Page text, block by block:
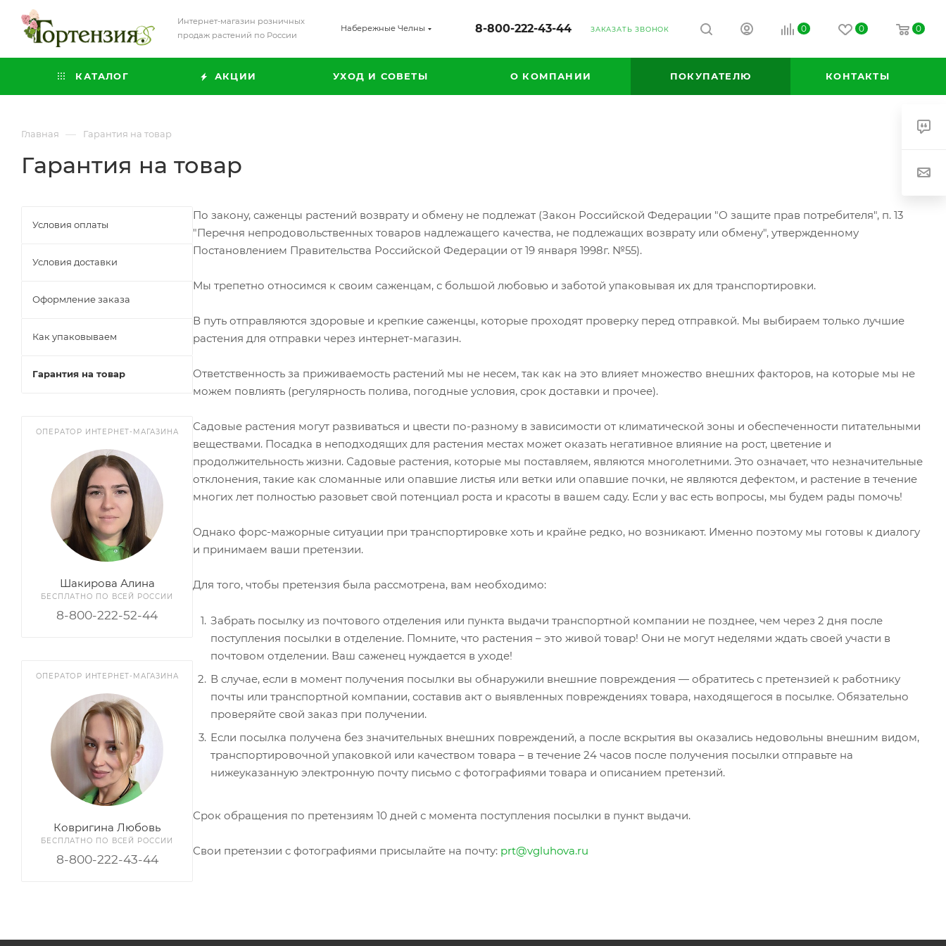
Интернет-магазин розничных
продаж растений по России
Набережные Челны 8-800-222-43-44 ЗАКАЗАТЬ ЗВОНОК 0 0 0
КАТАЛОГ АКЦИИ УХОД И СОВЕТЫ О КОМПАНИИ ПОКУПАТЕЛЮ КОНТАКТЫ
Главная — Гарантия на товар
Гарантия на товар
По закону, саженцы растений возврату и обмену не подлежат (Закон Российской Федерации "О защите прав потребителя", п. 13
"Перечня непродовольственных товаров надлежащего качества, не подлежащих возврату или обмену", утвержденному
Постановлением Правительства Российской Федерации от 19 января 1998г. №55).
Мы трепетно относимся к своим саженцам, с большой любовью и заботой упаковывая их для транспортировки.
В путь отправляются здоровые и крепкие саженцы, которые проходят проверку перед отправкой. Мы выбираем только лучшие
растения для отправки через интернет-магазин.
Ответственность за приживаемость растений мы не несем, так как на это влияет множество внешних факторов, на которые мы не
можем повлиять (регулярность полива, погодные условия, срок доставки и прочее).
Садовые растения могут развиваться и цвести по-разному в зависимости от климатической зоны и обеспеченности питательными
веществами. Посадка в неподходящих для растения местах может оказать негативное влияние на рост, цветение и
продолжительность жизни. Садовые растения, которые мы поставляем, являются многолетними. Это означает, что незначительные
отклонения, такие как сломанные или опавшие листья или ветки или опавшие почки, не являются дефектом, и растение в течение
многих лет полностью разовьет свой потенциал роста и красоты в вашем саду. Если у вас есть вопросы, мы будем рады помочь!
Однако форс-мажорные ситуации при транспортировке хоть и крайне редко, но возникают. Именно поэтому мы готовы к диалогу
и принимаем ваши претензии.
Для того, чтобы претензия была рассмотрена, вам необходимо:
Забрать посылку из почтового отделения или пункта выдачи транспортной компании не позднее, чем через 2 дня после
поступления посылки в отделение. Помните, что растения – это живой товар! Они не могут неделями ждать своей участи в
почтовом отделении. Ваш саженец нуждается в уходе!
В случае, если в момент получения посылки вы обнаружили внешние повреждения — обратитесь с претензией к работнику
почты или транспортной компании, составив акт о выявленных повреждениях товара, находящегося в посылке. Обязательно
проверяйте свой заказ при получении.
Если посылка получена без значительных внешних повреждений, а после вскрытия вы оказались недовольны внешним видом,
транспортировочной упаковкой или качеством товара – в течение 24 часов после получения посылки отправьте на
нижеуказанную электронную почту письмо с фотографиями товара и описанием претензий.
Срок обращения по претензиям 10 дней с момента поступления посылки в пункт выдачи.
Свои претензии с фотографиями присылайте на почту: prt@vgluhova.ru
Условия оплаты
Условия доставки
Оформление заказа
Как упаковываем
Гарантия на товар
ОПЕРАТОР ИНТЕРНЕТ-МАГАЗИНА
Шакирова Алина
БЕСПЛАТНО ПО ВСЕЙ РОССИИ
8-800-222-52-44
ОПЕРАТОР ИНТЕРНЕТ-МАГАЗИНА
Ковригина Любовь
БЕСПЛАТНО ПО ВСЕЙ РОССИИ
8-800-222-43-44